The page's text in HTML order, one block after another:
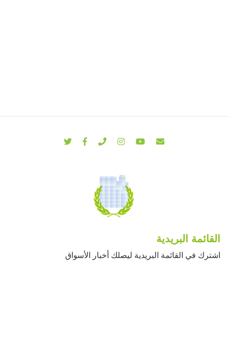
القائمة البريدية
اشترك في القائمة البريدية ليصلك أخبار الأسواق